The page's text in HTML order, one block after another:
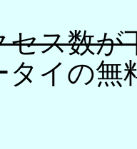
セス数が
の無